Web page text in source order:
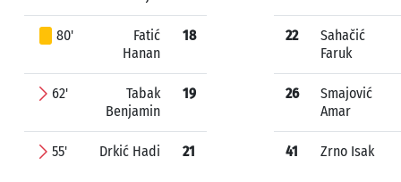
80'
Fatić
Hanan
18
62'
Tabak
Benjamin
19
55' Drkić Hadi 21
22
Sahačić
Faruk
26
Smajović
Amar
41 Zrno Isak